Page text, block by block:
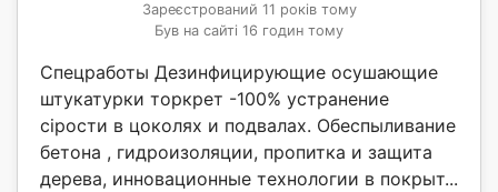
Зареєстрований 11 років тому
Був на сайті 16 годин тому
Спецработы Дезинфицирующие осушающие
штукатурки торкрет -100% устранение
сірости в цоколях и подвалах. Обеспыливание
бетона , гидроизоляции, пропитка и защита
дерева, инновационные технологии в покрыт...